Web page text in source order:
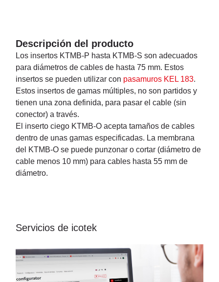
Descripción del producto
Los insertos KTMB-P hasta KTMB-S son adecuados
para diámetros de cables de hasta 75 mm. Estos
insertos se pueden utilizar con pasamuros KEL 183.
Estos insertos de gamas múltiples, no son partidos y
tienen una zona definida, para pasar el cable (sin
conector) a través.
El inserto ciego KTMB-O acepta tamaños de cables
dentro de unas gamas especificadas. La membrana
del KTMB-O se puede punzonar o cortar (diámetro de
cable menos 10 mm) para cables hasta 55 mm de
diámetro.
Servicios de icotek